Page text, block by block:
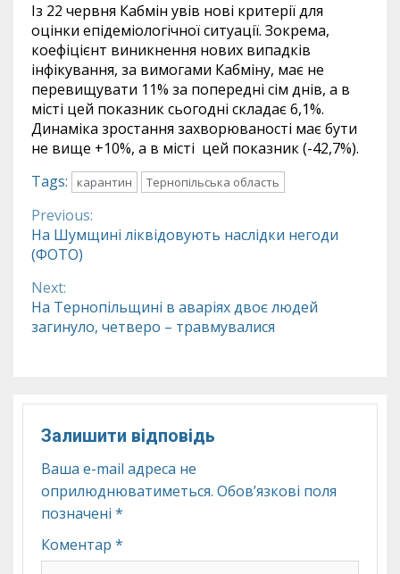
Із 22 червня Кабмін увів нові критерії для
оцінки епідеміологічної ситуації. Зокрема,
коефіцієнт виникнення нових випадків
інфікування, за вимогами Кабміну, має не
перевищувати 11% за попередні сім днів, а в
місті цей показник сьогодні складає 6,1%.
Динаміка зростання захворюваності має бути
не вище +10%, а в місті цей показник (-42,7%).
Tags:
карантин Тернопільська область
Continue
Reading
Previous:
На Шумщині ліквідовують наслідки негоди
(ФОТО)
Next:
На Тернопільщині в аваріях двоє людей
загинуло, четверо – травмувалися
Залишити відповідь
Ваша e-mail адреса не
оприлюднюватиметься. Обов’язкові поля
позначені *
Коментар *